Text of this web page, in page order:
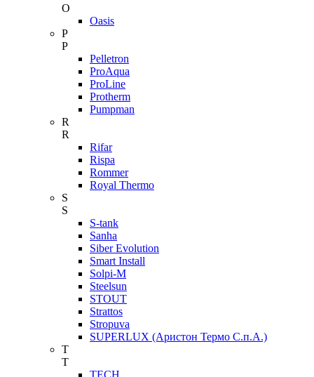
O
Oasis
P
P
Pelletron
ProAqua
ProLine
Protherm
Pumpman
R
R
Rifar
Rispa
Rommer
Royal Thermo
S
S
S-tank
Sanha
Siber Evolution
Smart Install
Solpi-M
Steelsun
STOUT
Strattos
Stropuva
SUPERLUX (Аристон Термо С.п.А.)
T
T
TECH